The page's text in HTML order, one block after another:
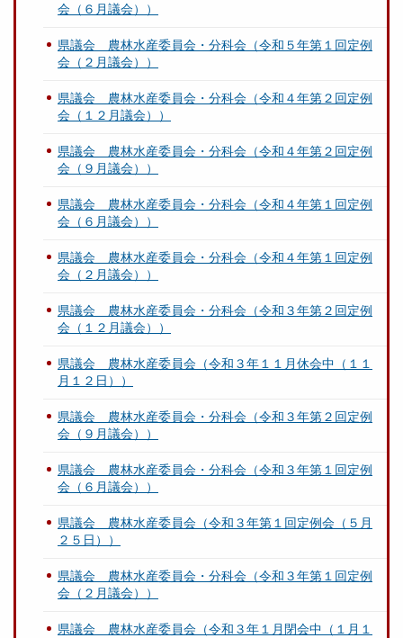
会（６月議会））
県議会 農林水産委員会・分科会（令和５年第１回定例
会（２月議会））
県議会 農林水産委員会・分科会（令和４年第２回定例
会（１２月議会））
県議会 農林水産委員会・分科会（令和４年第２回定例
会（９月議会））
県議会 農林水産委員会・分科会（令和４年第１回定例
会（６月議会））
県議会 農林水産委員会・分科会（令和４年第１回定例
会（２月議会））
県議会 農林水産委員会・分科会（令和３年第２回定例
会（１２月議会））
県議会 農林水産委員会（令和３年１１月休会中（１１
月１２日））
県議会 農林水産委員会・分科会（令和３年第２回定例
会（９月議会））
県議会 農林水産委員会・分科会（令和３年第１回定例
会（６月議会））
県議会 農林水産委員会（令和３年第１回定例会（５月
２５日））
県議会 農林水産委員会・分科会（令和３年第１回定例
会（２月議会））
県議会 農林水産委員会（令和３年１月閉会中（１月１